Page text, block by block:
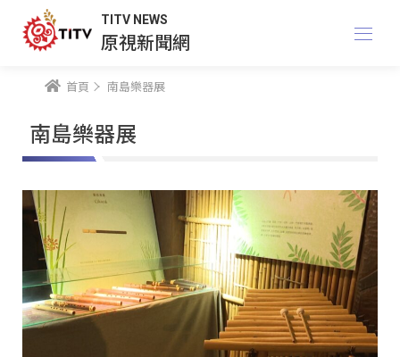
TITV NEWS
原視新聞網
首頁 南島樂器展
南島樂器展